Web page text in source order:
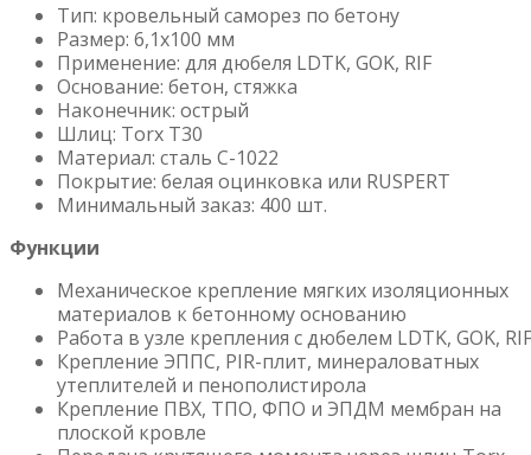
Тип: кровельный саморез по бетону
Размер: 6,1х100 мм
Применение: для дюбеля LDTK, GOK, RIF
Основание: бетон, стяжка
Наконечник: острый
Шлиц: Torx T30
Материал: сталь C-1022
Покрытие: белая оцинковка или RUSPERT
Минимальный заказ: 400 шт.
Функции
Механическое крепление мягких изоляционных
материалов к бетонному основанию
Работа в узле крепления с дюбелем LDTK, GOK, RIF
Крепление ЭППС, PIR-плит, минераловатных
утеплителей и пенополистирола
Крепление ПВХ, ТПО, ФПО и ЭПДМ мембран на
плоской кровле